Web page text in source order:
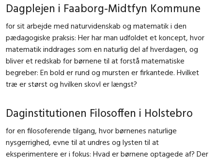
Dagplejen i Faaborg-Midtfyn Kommune
for sit arbejde med naturvidenskab og matematik i den
pædagogiske praksis: Her har man udfoldet et koncept, hvor
matematik inddrages som en naturlig del af hverdagen, og
bliver et redskab for børnene til at forstå matematiske
begreber: En bold er rund og mursten er firkantede. Hvilket
træ er størst og hvilken skovl er længst?
Daginstitutionen Filosoffen i Holstebro
for en filosoferende tilgang, hvor børnenes naturlige
nysgerrighed, evne til at undres og lysten til at
eksperimentere er i fokus: Hvad er børnene optagede af? Der